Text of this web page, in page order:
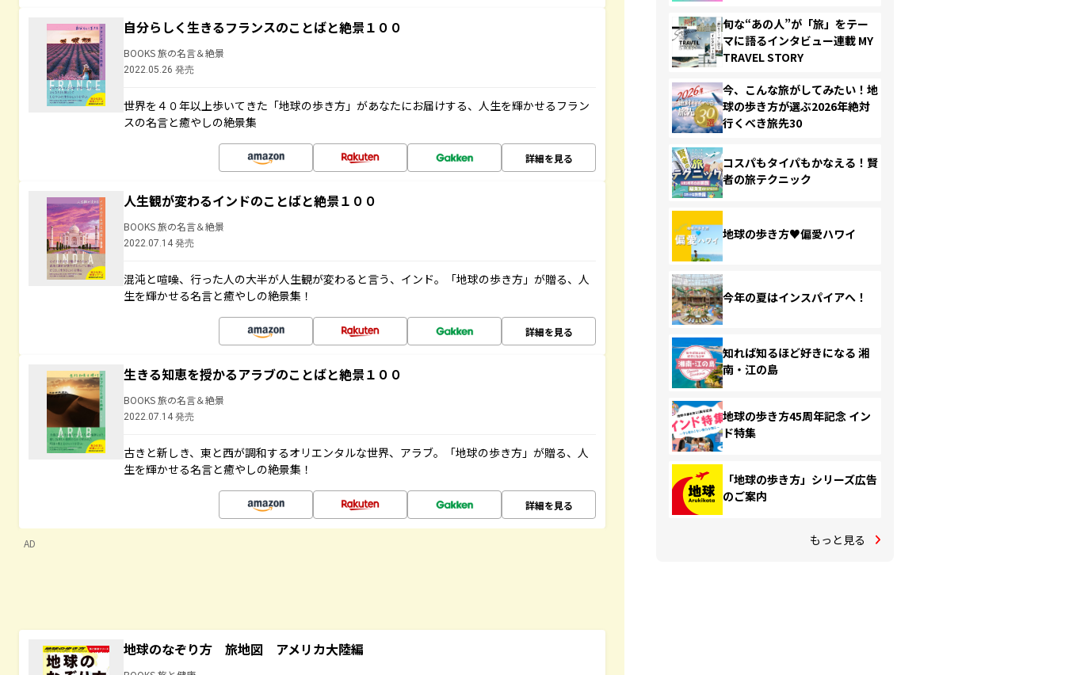
自分らしく生きるフランスのことばと絶景１００
BOOKS 旅の名言＆絶景
2022.05.26 発売
世界を４０年以上歩いてきた「地球の歩き方」があなたにお届けする、人生を輝かせるフラン
スの名言と癒やしの絶景集
詳細を見る
人生観が変わるインドのことばと絶景１００
BOOKS 旅の名言＆絶景
2022.07.14 発売
混沌と喧噪、行った人の大半が人生観が変わると言う、インド。「地球の歩き方」が贈る、人
生を輝かせる名言と癒やしの絶景集！
詳細を見る
生きる知恵を授かるアラブのことばと絶景１００
BOOKS 旅の名言＆絶景
2022.07.14 発売
古きと新しき、東と西が調和するオリエンタルな世界、アラブ。「地球の歩き方」が贈る、人
生を輝かせる名言と癒やしの絶景集！
詳細を見る
AD
地球のなぞり方 旅地図 アメリカ大陸編
旬な“あの人”が「旅」をテー
マに語るインタビュー連載 MY
TRAVEL STORY
今、こんな旅がしてみたい！地
球の歩き方が選ぶ2026年絶対
行くべき旅先30
コスパもタイパもかなえる！賢
者の旅テクニック
地球の歩き方♥偏愛ハワイ
今年の夏はインスパイアへ！
知れば知るほど好きになる 湘
南・江の島
地球の歩き方45周年記念 イン
ド特集
「地球の歩き方」シリーズ広告
のご案内
もっと見る